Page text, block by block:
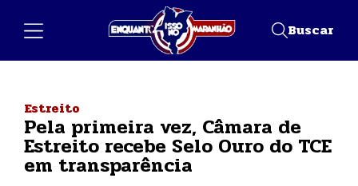
Buscar
Estreito
Pela primeira vez, Câmara de
Estreito recebe Selo Ouro do TCE
em transparência